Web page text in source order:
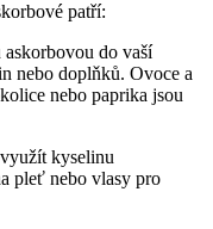
patří:
do vaší
nebo doplňků. Ovoce a
nebo paprika jsou
kyselinu
pleť nebo vlasy pro